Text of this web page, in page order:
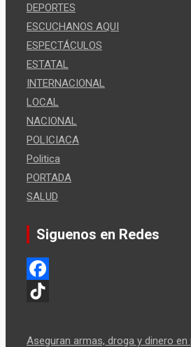
DEPORTES
ESCUCHANOS AQUI
ESPECTÁCULOS
ESTATAL
INTERNACIONAL
LOCAL
NACIONAL
POLICIACA
Politica
PORTADA
SALUD
Siguenos en Redes
F
c
Aseguran armas, droga y dinero